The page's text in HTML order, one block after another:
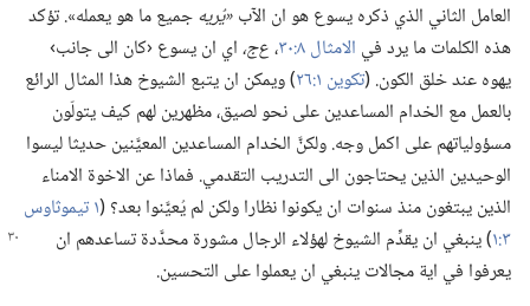
العامل الثاني الذي ذكره يسوع هو ان الآب‏«يُريهجميع ما هو يعمله».‏ تؤكد
هذه الكلمات ما يرد في الامثال ٨:‏٣٠ ‏،‏ع‌ج،‏اي ان يسوع ‹كان الى جانب›
يهوه عند خلق الكون.‏ (‏تكوين ١:‏٢٦
‏)‏ ويمكن ان يتبع الشيوخ هذا المثال الرائع
بالعمل مع الخدام المساعدين على نحو لصيق،‏ مظهرين لهم كيف يتولّون
مسؤولياتهم على اكمل وجه.‏ ولكنَّ الخدام المساعدين المعيَّنين حديثا ليسوا
الوحيدين الذين يحتاجون الى التدريب التقدمي.‏ فماذا عن الاخوة الامناء
الذين يبتغون منذ سنوات ان يكونوا نظارا ولكن لم يُعيَّنوا بعد؟‏ (‏ ١ تيموثاوس
٣:‏١ ‏)‏ ينبغي ان يقدِّم الشيوخلهؤلاء الرجال مشورة محدَّدة تساعدهم ان
يعرفوا في اية مجالات ينبغي ان يعملوا على التحسين.‏